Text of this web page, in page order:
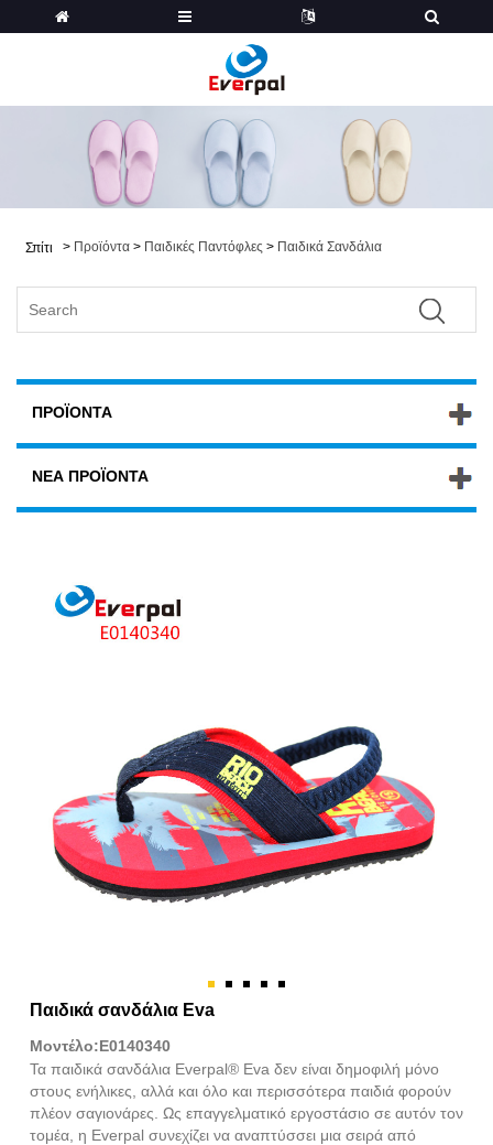
Σπίτι > Προϊόντα > Παιδικές Παντόφλες > Παιδικά Σανδάλια
ΠΡΟΪΌΝΤΑ
ΝΈΑ ΠΡΟΪΌΝΤΑ
Παιδικά σανδάλια Eva
Μοντέλο:E0140340
Τα παιδικά σανδάλια Everpal® Eva δεν είναι δημοφιλή μόνο
στους ενήλικες, αλλά και όλο και περισσότερα παιδιά φορούν
πλέον σαγιονάρες. Ως επαγγελματικό εργοστάσιο σε αυτόν τον
τομέα, η Everpal συνεχίζει να αναπτύσσει μια σειρά από